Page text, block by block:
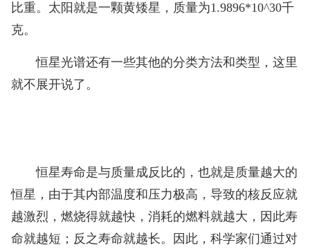
比重。太阳就是一颗黄矮星，质量为1.9896*10^30千
克。
恒星光谱还有一些其他的分类方法和类型，这里
就不展开说了。
恒星寿命是与质量成反比的，也就是质量越大的
恒星，由于其内部温度和压力极高，导致的核反应就
越激烈，燃烧得就越快，消耗的燃料就越大，因此寿
命就越短；反之寿命就越长。因此，科学家们通过对